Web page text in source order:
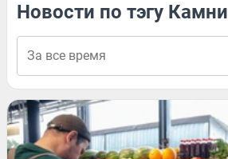
Новости по тэгу